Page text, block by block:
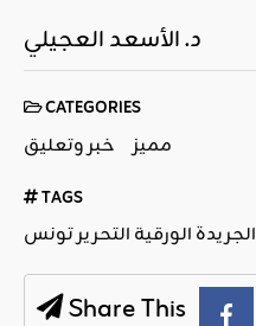
د. الأسعد العجيلي
CATEGORIES
خبر وتعليق مميز
TAGS
الجريدة الورقية التحرير تونس
Share This